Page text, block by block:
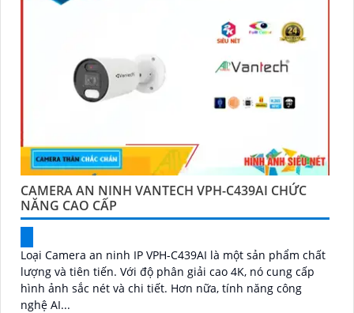
CAMERA AN NINH VANTECH VPH-C439AI CHỨC
NĂNG CAO CẤP
Loại Camera an ninh IP VPH-C439AI là một sản phẩm chất
lượng và tiên tiến. Với độ phân giải cao 4K, nó cung cấp
hình ảnh sắc nét và chi tiết. Hơn nữa, tính năng công
nghệ AI...